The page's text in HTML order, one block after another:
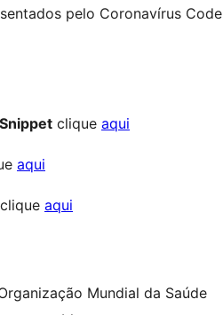
pelo Coronavírus Code
clique aqui
aqui
clique aqui
Mundial da Saúde